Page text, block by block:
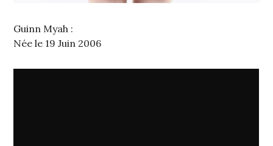
Guinn Myah :
Née le 19 Juin 2006